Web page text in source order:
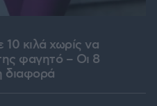
κιλά χωρίς να
φαγητό – Οι 8
διαφορά